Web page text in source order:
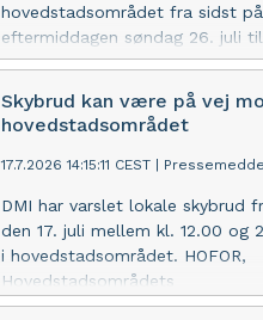
hovedstadsområdet fra sidst på
eftermiddagen søndag 26. juli til
mandag morgen. HOFOR,
Forsyningsselskab, opfordrer til
ekstra opmærksomhed, da veje
blive oversvømmet og
med spildevand og undgå at
havnebade og ved bynære
Skybrud kan være på vej
hovedstadsområdet
17.7.2026 14:15:11 CEST
DMI har varslet lokale skybrud
den 17. juli mellem kl. 12.00 og
i hovedstadsområdet. HOFOR,
Hovedstadsområdets
Forsyningsselskab, opfordrer til